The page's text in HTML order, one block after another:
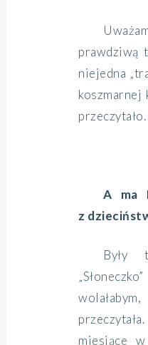
prawdziwą
niejedna
koszmarnej
przeczytało.
A ma
z
Były
miesiące